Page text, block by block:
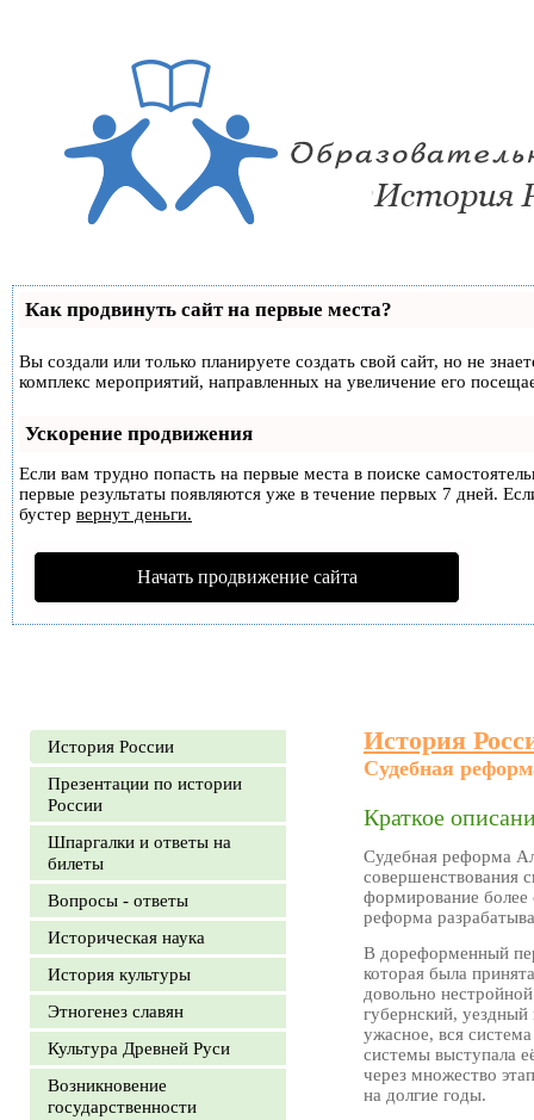
Как продвинуть сайт на первые места?
Вы создали или только планируете создать свой сайт, но не
комплекс мероприятий, направленных на увеличение его
Ускорение продвижения
Если вам трудно попасть на первые места в поиске
первые результаты появляются уже в течение первых 7 дней.
бустер вернут деньги.
Начать продвижение сайта
История России
Презентации по истории
России
Шпаргалки и ответы на
билеты
Вопросы - ответы
Историческая наука
История культуры
Этногенез славян
Культура Древней Руси
Возникновение
государственности
История
Судебная
Краткое
Судебная реформа
совершенствования
формирование более
реформа
В дореформенный
которая была
довольно
губернский,
ужасное, вся
системы выступала
через множество
на долгие годы.